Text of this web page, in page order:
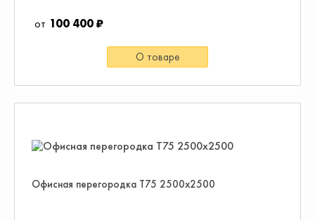
100 400 ₽
О товаре
Офисная перегородка Т75 2500х2500